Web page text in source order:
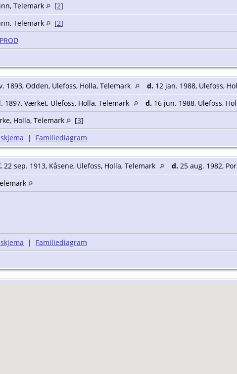
Telemark [2]
Telemark [2]
1893, Odden, Ulefoss, Holla, Telemark d. 12 jan. 1988, Ulefoss,
1897, Værket, Ulefoss, Holla, Telemark d. 16 jun. 1988, Ulefoss,
Holla, Telemark [3]
| Familiediagram
22 sep. 1913, Kåsene, Ulefoss, Holla, Telemark d. 25 aug. 1982,
| Familiediagram